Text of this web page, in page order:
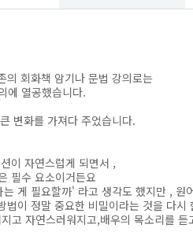
의 회화책 암기나 문법 강의로는
에 열공했습니다.
변화를 가져다 주었습니다.
이 자연스럽게 되면서 ,
필수 요소이거든요
게 필요할까' 라고 생각도 했지만 ,
이 정말 중요한 비밀이라는 것을 다시
자연스러워지고,배우의 목소리를 듣